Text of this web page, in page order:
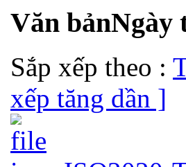
Văn bảnNgày
Sắp xếp theo :
xếp tăng dần ]